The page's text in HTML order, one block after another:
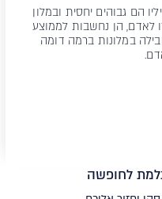
הם גבוהים יחסית ובמלון
נעות בין 1,300-1,600 יורו לאדם, הן נחשבות לממוצע
במלונות ברמה דומה
לחופשה